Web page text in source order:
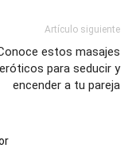
Artículo siguiente
estos masajes
eróticos para seducir y
encender a tu pareja